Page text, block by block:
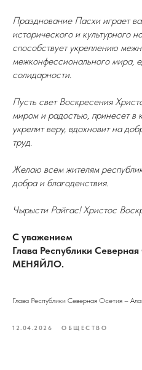
Празднование Пасхи играет
исторического и культурного
способствует укреплению
межконфессионального мира,
солидарности.
Пусть свет Воскресения
миром и радостью, принесет в
укрепит веру, вдохновит на
труд.
Желаю всем жителям
добра и благоденствия.
Чырысти Райгас! Христос
С уважением
Глава Республики
МЕНЯЙЛО.
Глава Республики Северная Осетия –
12.04.2026 ОБЩЕСТВО